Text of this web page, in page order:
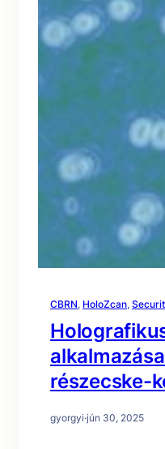
CBRN, HoloZcan,
részecske-
gyorgyi·jún 30, 2025